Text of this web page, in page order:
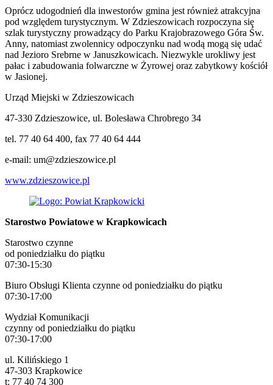
Oprócz udogodnień dla inwestorów gmina jest również atrakcyjna
pod względem turystycznym. W Zdzieszowicach rozpoczyna się
szlak turystyczny prowadzący do Parku Krajobrazowego Góra Św.
Anny, natomiast zwolennicy odpoczynku nad wodą mogą się udać
nad Jezioro Srebrne w Januszkowicach. Niezwykle urokliwy jest
pałac i zabudowania folwarczne w Żyrowej oraz zabytkowy kościół
w Jasionej.
Urząd Miejski w Zdzieszowicach
47-330 Zdzieszowice, ul. Bolesława Chrobrego 34
tel. 77 40 64 400, fax 77 40 64 444
e-mail: um@zdzieszowice.pl
www.zdzieszowice.pl
Starostwo Powiatowe w Krapkowicach
Starostwo czynne
od poniedziałku do piątku
07:30-15:30
Biuro Obsługi Klienta czynne od poniedziałku do piątku
07:30-17:00
Wydział Komunikacji
czynny od poniedziałku do piątku
07:30-17:00
ul. Kilińskiego 1
47-303 Krapkowice
t: 77 40 74 300